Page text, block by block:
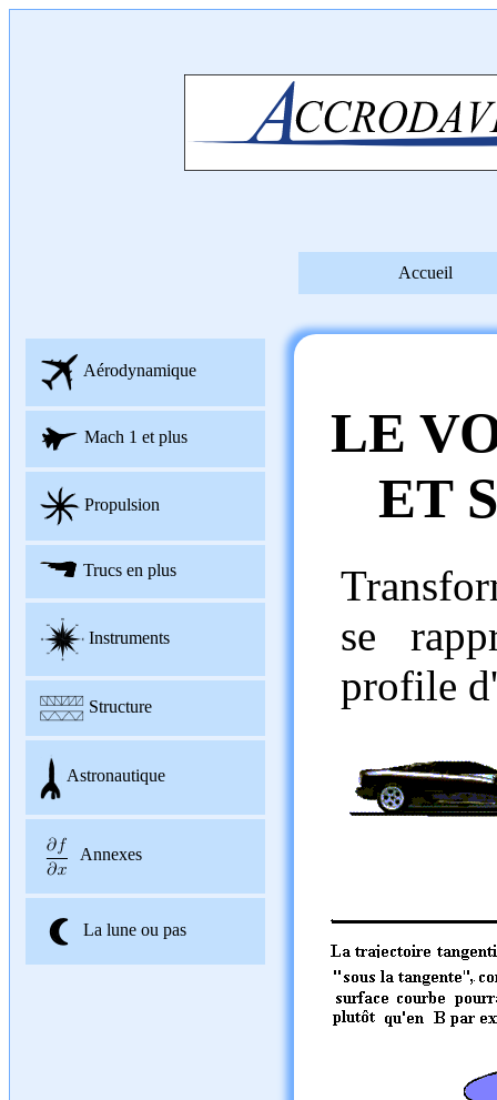
Accueil
Aérodynamique
Mach 1 et plus
Propulsion
Trucs en plus
Instruments
Structure
Astronautique
Annexes
La lune ou pas
LE
ET
se
profile